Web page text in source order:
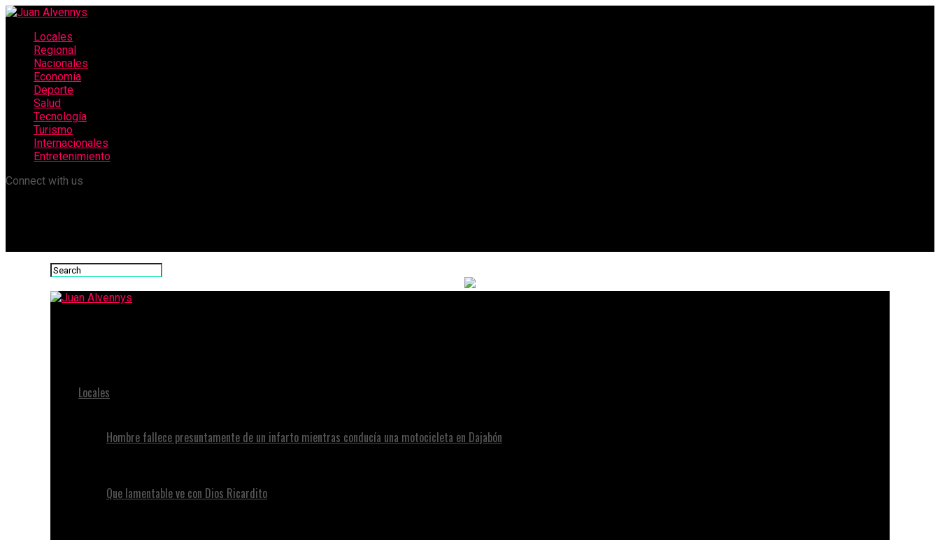
Locales
Regional
Nacionales
Economía
Deporte
Salud
Tecnología
Turismo
Internacionales
Entretenimiento
Connect with us
Locales
Hombre fallece presuntamente de un infarto mientras conducía una motocicleta en Dajabón
Que lamentable ve con Dios Ricardito